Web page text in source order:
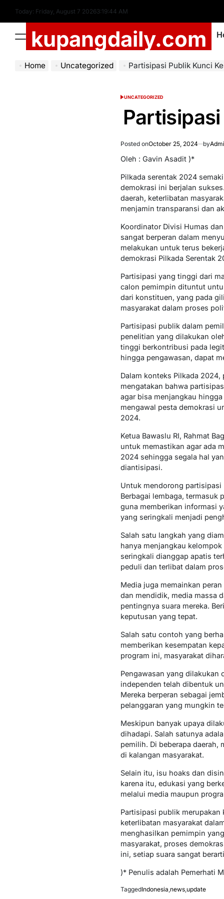
content
Today: Friday, August 7 20263:19:45 AM
Menukupangdaily.com
Home Uncategorized Partisipasi Publik Kunci
POSTED
UNCATEGORIZED
Posted onOctober 25, 2024 by
Oleh : Gavin Asadit )*
Pilkada serentak 2024
demokrasi ini berjalan
daerah, keterlibatan
menjamin transparansi dan
Koordinator Divisi Humas
sangat berperan dalam
melakukan untuk terus
demokrasi Pilkada Serentak
Partisipasi yang tinggi dari
calon pemimpin dituntut
dari konstituen, yang pada
masyarakat dalam proses
Partisipasi publik dalam
penelitian yang dilakukan
tinggi berkontribusi pada
hingga pengawasan, dapat
Dalam konteks Pilkada
mengatakan bahwa
agar bisa menjangkau
mengawal pesta demokrasi
2024.
Ketua Bawaslu RI, Rahmat
untuk memastikan agar ada
2024 sehingga segala hal
diantisipasi.
Untuk mendorong
Berbagai lembaga, termasuk
guna memberikan informasi
yang seringkali menjadi
Salah satu langkah yang
hanya menjangkau
seringkali dianggap apatis
peduli dan terlibat dalam
Media juga memainkan
dan mendidik, media massa
pentingnya suara mereka.
keputusan yang tepat.
Salah satu contoh yang
memberikan kesempatan
program ini, masyarakat
Pengawasan yang dilakukan
independen telah dibentuk
Mereka berperan sebagai
pelanggaran yang mungkin
Meskipun banyak upaya
dihadapi. Salah satunya
pemilih. Di beberapa
di kalangan masyarakat.
Selain itu, isu hoaks dan
karena itu, edukasi yang
melalui media maupun
Partisipasi publik merupakan
keterlibatan masyarakat
menghasilkan pemimpin
masyarakat, proses
ini, setiap suara sangat
)* Penulis adalah Pemerhati
TaggedIndonesia,news,update